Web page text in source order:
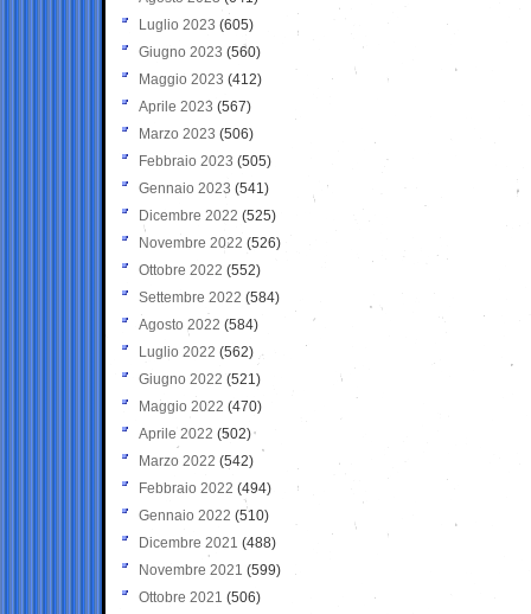
Luglio 2023 (605)
Giugno 2023 (560)
Maggio 2023 (412)
Aprile 2023 (567)
Marzo 2023 (506)
Febbraio 2023 (505)
Gennaio 2023 (541)
Dicembre 2022 (525)
Novembre 2022 (526)
Ottobre 2022 (552)
Settembre 2022 (584)
Agosto 2022 (584)
Luglio 2022 (562)
Giugno 2022 (521)
Maggio 2022 (470)
Aprile 2022 (502)
Marzo 2022 (542)
Febbraio 2022 (494)
Gennaio 2022 (510)
Dicembre 2021 (488)
Novembre 2021 (599)
Ottobre 2021 (506)